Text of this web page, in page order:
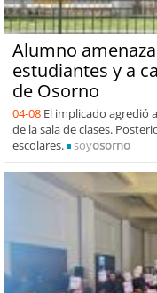
Alumno
estudiantes y a
de Osorno
04-08 El implicado agredió
de la sala de clases.
escolares.
soyosorno